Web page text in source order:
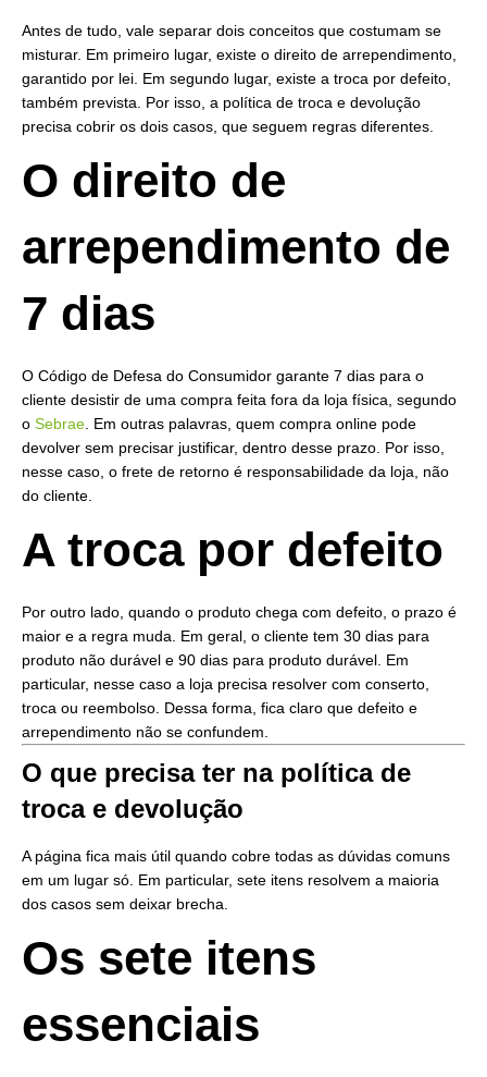
Antes de tudo, vale separar dois conceitos que costumam se
misturar. Em primeiro lugar, existe o direito de arrependimento,
garantido por lei. Em segundo lugar, existe a troca por defeito,
também prevista. Por isso, a política de troca e devolução
precisa cobrir os dois casos, que seguem regras diferentes.
O direito de
arrependimento de
7 dias
O Código de Defesa do Consumidor garante 7 dias para o
cliente desistir de uma compra feita fora da loja física, segundo
o Sebrae . Em outras palavras, quem compra online pode
devolver sem precisar justificar, dentro desse prazo. Por isso,
nesse caso, o frete de retorno é responsabilidade da loja, não
do cliente.
A troca por defeito
Por outro lado, quando o produto chega com defeito, o prazo é
maior e a regra muda. Em geral, o cliente tem 30 dias para
produto não durável e 90 dias para produto durável. Em
particular, nesse caso a loja precisa resolver com conserto,
troca ou reembolso. Dessa forma, fica claro que defeito e
arrependimento não se confundem.
O que precisa ter na política de
troca e devolução
A página fica mais útil quando cobre todas as dúvidas comuns
em um lugar só. Em particular, sete itens resolvem a maioria
dos casos sem deixar brecha.
Os sete itens
essenciais